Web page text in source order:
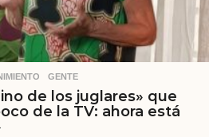
,GENTE
de los juglares» que
de la TV: ahora está